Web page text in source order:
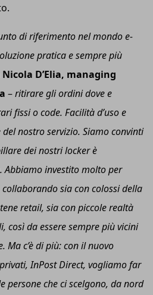
di riferimento nel mondo e-
pratica e sempre più
Nicola D’Elia, managing
–ritirare gli ordini dove e
fissi o code. Facilità d’uso e
nostro servizio. Siamo convinti
dei nostri locker è
Abbiamoinvestito molto per
sia con colossi della
retail, sia con piccole realtà
così da essere sempre più vicini
c’è di più: con il nuovo
InPost Direct, vogliamo far
persone che ci scelgono, da nord